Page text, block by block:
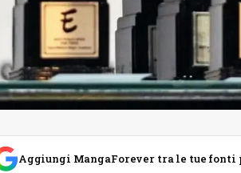
Aggiungi MangaForever tra le tue fonti